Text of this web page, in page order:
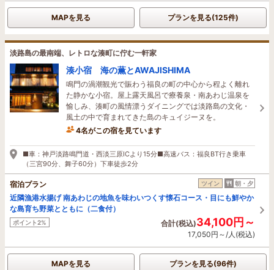
MAPを見る プランを見る(125件)
淡路島の最南端、レトロな湊町に佇む一軒家
湊小宿 海の薫とAWAJISHIMA
鳴門の渦潮観光で賑わう福良の町の中心から程よく離れ
た静かな小宿。屋上露天風呂で療養泉・南あわじ温泉を
愉しみ、湊町の風情漂うダイニングでは淡路島の文化・
風土の中で育まれてきた島のキュイジーヌを。
4名がこの宿を見ています
たった今予約されました
■車：神戸淡路鳴門道・西淡三原ICより15分■高速バス：福良BT行き乗車
（三宮90分、舞子60分）下車徒歩2分
宿泊プラン ツイン 朝・夕
近隣漁港水揚げ 南あわじの地魚を味わいつくす懐石コース・目にも鮮やか
な島育ち野菜とともに（二食付）
ポイント2% 合計(税込)34,100円～
17,050円～/人(税込)
MAPを見る プランを見る(96件)